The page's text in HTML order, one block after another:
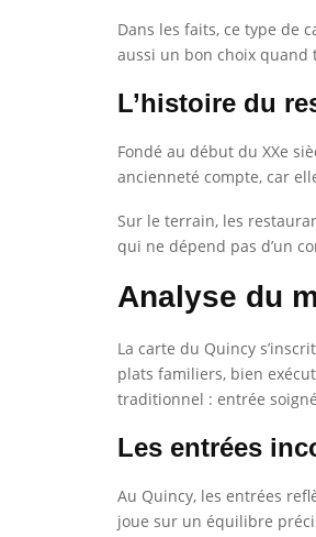
Dans les faits, ce type de
aussi un bon choix quand
L’histoire du
Fondé au début du XXe
ancienneté compte, car
Sur le terrain, les
qui ne dépend pas d’un
Analyse du
La carte du Quincy
plats familiers, bien
traditionnel : entrée
Les entrées
Au Quincy, les entrées
joue sur un équilibre